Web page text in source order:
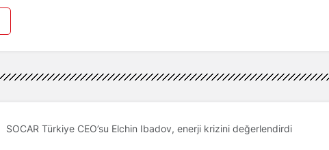
SOCAR Türkiye CEO’su Elchin Ibadov, enerji krizini değerlendirdi